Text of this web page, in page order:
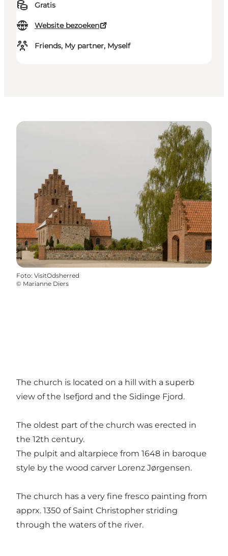
Gratis
Website bezoeken
Friends, My partner, Myself
Foto: VisitOdsherred
© Marianne Diers
The church is located on a hill with a superb
view of the Isefjord and the Sidinge Fjord.
The oldest part of the church was erected in
the 12th century.
The pulpit and altarpiece from 1648 in baroque
style by the wood carver Lorenz Jørgensen.
The church has a very fine fresco painting from
apprx. 1350 of Saint Christopher striding
through the waters of the river.